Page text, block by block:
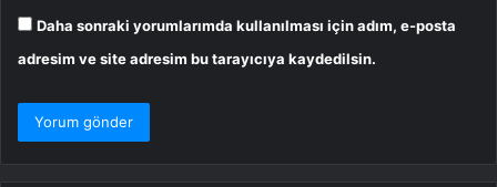
Daha sonraki yorumlarımda kullanılması için adım, e-posta
adresim ve site adresim bu tarayıcıya kaydedilsin.